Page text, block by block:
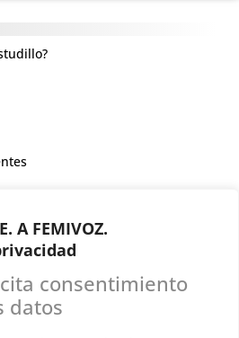
A FEMIVOZ.
consentimiento
datos
🏳️‍🌈
la voz